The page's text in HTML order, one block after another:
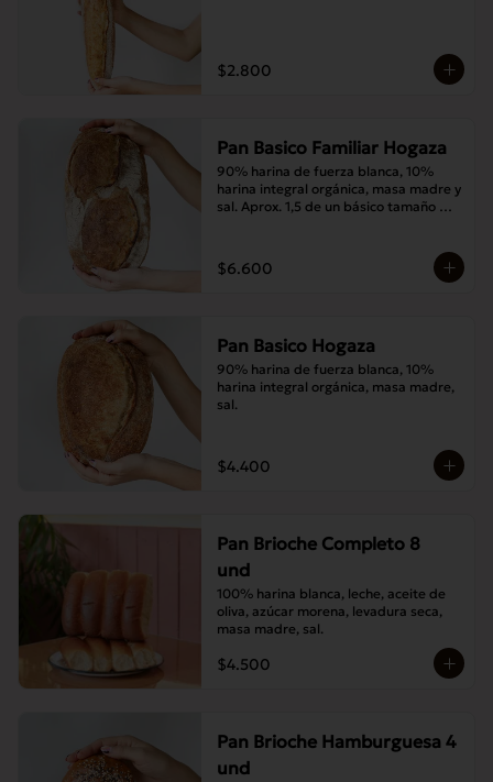
$2.800
Pan Basico Familiar Hogaza
90% harina de fuerza blanca, 10%
harina integral orgánica, masa madre y
sal. Aprox. 1,5 de un básico tamaño
$6.600
Pan Basico Hogaza
90% harina de fuerza blanca, 10%
harina integral orgánica, masa madre,
sal.
$4.400
Pan Brioche Completo 8
und
100% harina blanca, leche, aceite de
oliva, azúcar morena, levadura seca,
masa madre, sal.
$4.500
Pan Brioche Hamburguesa 4
und